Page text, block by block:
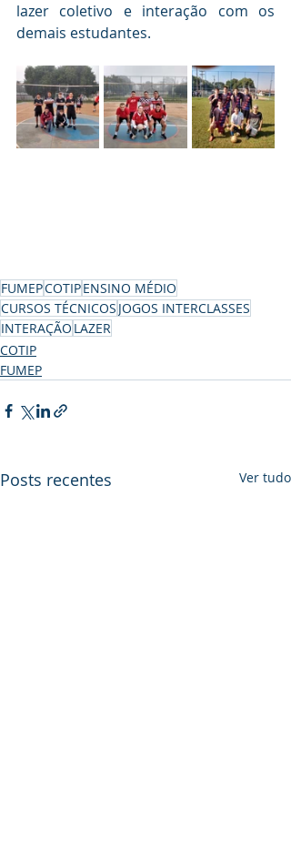
lazer coletivo e interação com os
demais estudantes.
FUMEPCOTIPENSINO MÉDIO
CURSOS TÉCNICOS JOGOS INTERCLASSES
INTERAÇÃO LAZER
COTIP
FUMEP
Posts recentes Ver tudo